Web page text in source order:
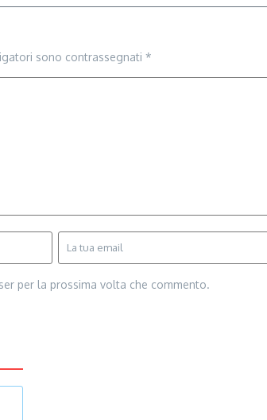
sono contrassegnati *
per la prossima volta che commento.